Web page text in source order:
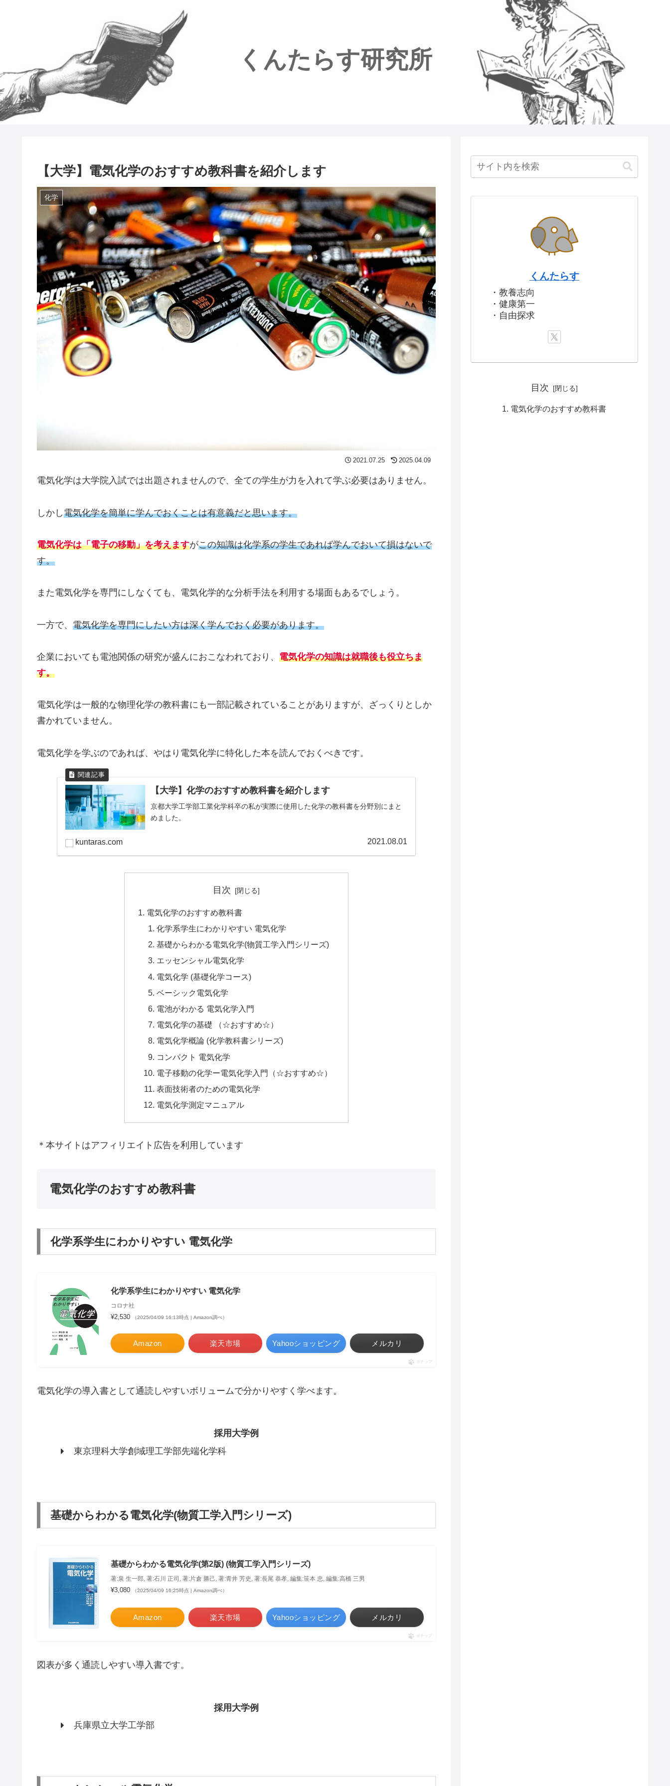
くんたらす研究所
【大学】電気化学のおすすめ教科書を紹介します
化学
2021.07.25 2025.04.09
電気化学は大学院入試では出題されませんので、全ての学生が力を入れて学ぶ必要はありません。
しかし電気化学を簡単に学んでおくことは有意義だと思います。
電気化学は「電子の移動」を考えますがこの知識は化学系の学生であれば学んでおいて損はないで
す。
また電気化学を専門にしなくても、電気化学的な分析手法を利用する場面もあるでしょう。
一方で、 電気化学を専門にしたい方は深く学んでおく必要があります。
企業においても電池関係の研究が盛んにおこなわれており、 電気化学の知識は就職後も役立ちま
す。
電気化学は一般的な物理化学の教科書にも一部記載されていることがありますが、ざっくりとしか
書かれていません。
電気化学を学ぶのであれば、やはり電気化学に特化した本を読んでおくべきです。
【大学】化学のおすすめ教科書を紹介します
京都大学工学部工業化学科卒の私が実際に使用した化学の教科書を分野別にまと
めました。
kuntaras.com 2021.08.01
目次
電気化学のおすすめ教科書
化学系学生にわかりやすい 電気化学
基礎からわかる電気化学(物質工学入門シリーズ)
エッセンシャル電気化学
電気化学 (基礎化学コース)
ベーシック電気化学
電池がわかる 電気化学入門
電気化学の基礎 （☆おすすめ☆）
電気化学概論 (化学教科書シリーズ)
コンパクト 電気化学
電子移動の化学ー電気化学入門（☆おすすめ☆）
表面技術者のための電気化学
電気化学測定マニュアル
＊本サイトはアフィリエイト広告を利用しています
電気化学のおすすめ教科書
化学系学生にわかりやすい 電気化学
化学系学生にわかりやすい 電気化学
コロナ社
¥2,530 （2025/04/09 16:13時点 | Amazon調べ）
Amazon 楽天市場 Yahooショッピング メルカリ
ポチップ
電気化学の導入書として通読しやすいボリュームで分かりやすく学べます。
採用大学例
東京理科大学創域理工学部先端化学科
基礎からわかる電気化学(物質工学入門シリーズ)
基礎からわかる電気化学(第2版) (物質工学入門シリーズ)
著:泉 生一郎, 著:石川 正司, 著:片倉 勝己, 著:青井 芳史, 著:長尾 恭孝, 編集:笹本 忠, 編集:高橋 三男
¥3,080 （2025/04/09 16:25時点 | Amazon調べ）
Amazon 楽天市場 Yahooショッピング メルカリ
ポチップ
図表が多く通読しやすい導入書です。
採用大学例
兵庫県立大学工学部
くんたらす
・教養志向
・健康第一
・自由探求
目次
電気化学のおすすめ教科書